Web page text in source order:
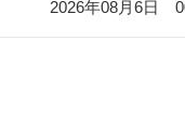
2026年08月6日